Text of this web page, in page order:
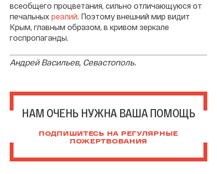
всеобщего процветания, сильно отличающуюся от
печальных реалий. Поэтому внешний мир видит
Крым, главным образом, в кривом зеркале
госпропаганды.
Андрей Васильев, Севастополь.
НАМ ОЧЕНЬ НУЖНА ВАША ПОМОЩЬ
ПОДПИШИТЕСЬ НА РЕГУЛЯРНЫЕ
ПОЖЕРТВОВАНИЯ